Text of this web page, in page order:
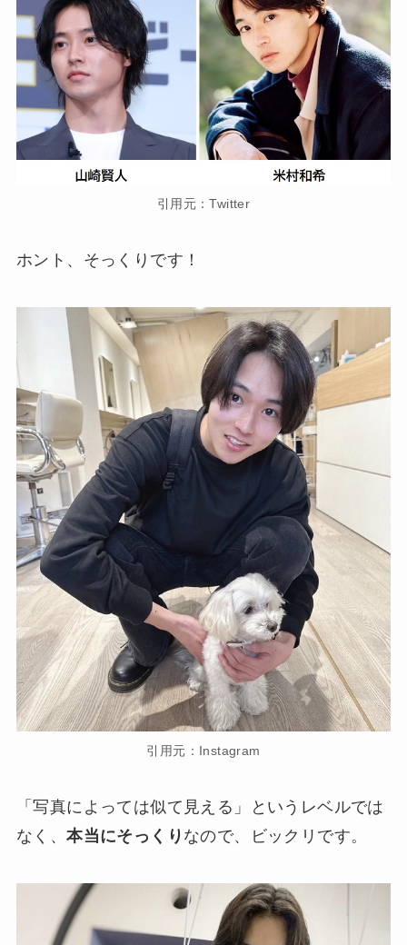
引用元：Twitter
ホント、そっくりです！
引用元：Instagram
「写真によっては似て見える」というレベルでは
なく、本当にそっくり なので、ビックリです。